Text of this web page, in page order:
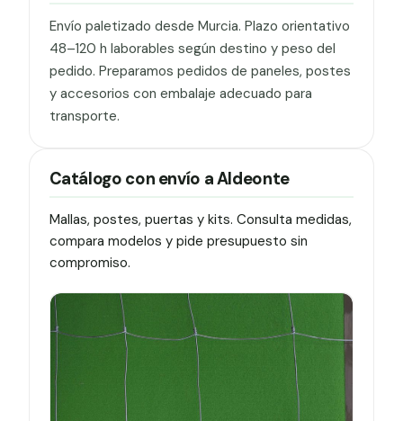
Envío paletizado desde Murcia. Plazo orientativo
48–120 h laborables según destino y peso del
pedido. Preparamos pedidos de paneles, postes
y accesorios con embalaje adecuado para
transporte.
Catálogo con envío a Aldeonte
Mallas, postes, puertas y kits. Consulta medidas,
compara modelos y pide presupuesto sin
compromiso.